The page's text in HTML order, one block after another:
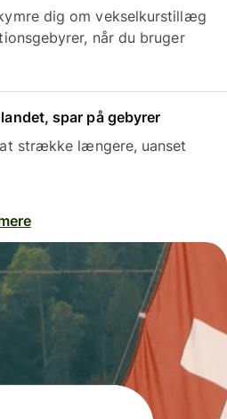
dig om vekselkurstillæg
når du bruger
spar på gebyrer
strække længere, uanset